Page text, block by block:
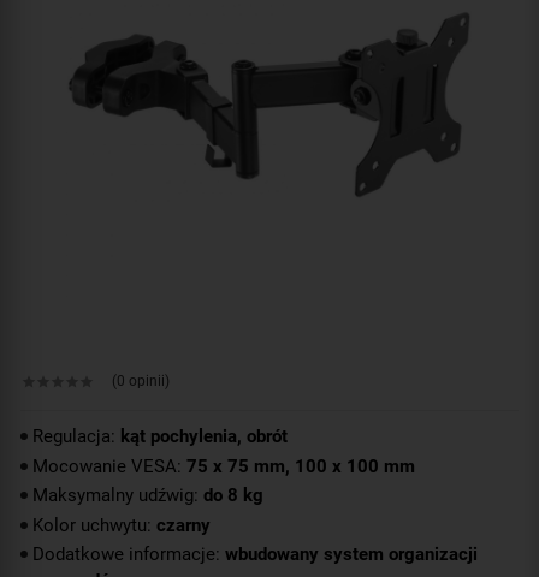
(0 opinii)
Regulacja: kąt pochylenia, obrót
Mocowanie VESA: 75 x 75 mm, 100 x 100 mm
Maksymalny udźwig: do 8 kg
Kolor uchwytu: czarny
Dodatkowe informacje: wbudowany system organizacji